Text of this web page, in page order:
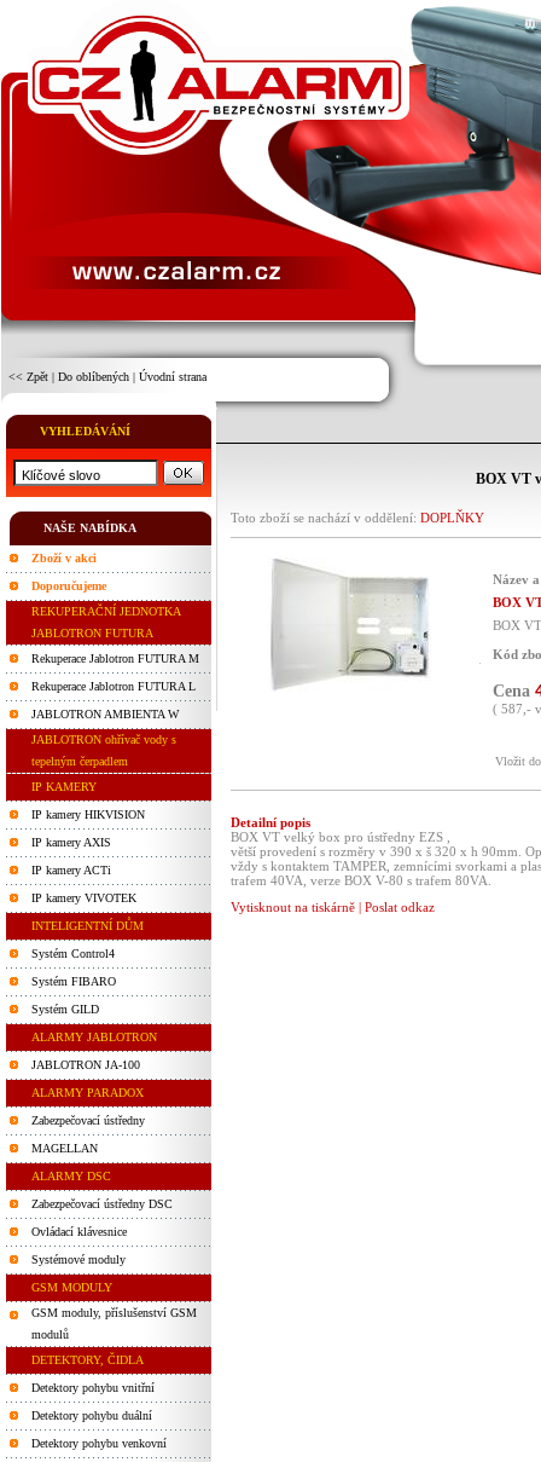
<< Zpět | Do oblíbených | Úvodní strana
VYHLEDÁVÁNÍ
NAŠE NABÍDKA
Zboží v akci
Doporučujeme
REKUPERAČNÍ JEDNOTKA
JABLOTRON FUTURA
Rekuperace Jablotron FUTURA M
Rekuperace Jablotron FUTURA L
JABLOTRON AMBIENTA W
JABLOTRON ohřívač vody s
tepelným čerpadlem
IP KAMERY
IP kamery HIKVISION
IP kamery AXIS
IP kamery ACTi
IP kamery VIVOTEK
INTELIGENTNÍ DŮM
Systém Control4
Systém FIBARO
Systém GILD
ALARMY JABLOTRON
JABLOTRON JA-100
ALARMY PARADOX
Zabezpečovací ústředny
MAGELLAN
ALARMY DSC
Zabezpečovací ústředny DSC
Ovládací klávesnice
Systémové moduly
GSM MODULY
GSM moduly, příslušenství GSM
modulů
DETEKTORY, ČIDLA
Detektory pohybu vnitřní
Detektory pohybu duální
Detektory pohybu venkovní
BOX VT
Toto zboží se nachází v oddělení: DOPLŇKY
Název
BOX
BOX
Kód
Cena
( 587,-
Vložit
Detailní popis
BOX VT velký box pro ústředny EZS ,
větší provedení s rozměry v 390 x š 320 x h 90mm.
vždy s kontaktem TAMPER, zemnícími svorkami a
trafem 40VA, verze BOX V-80 s trafem 80VA.
Vytisknout na tiskárně | Poslat odkaz